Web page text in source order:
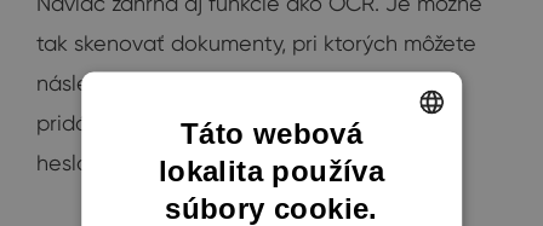
tak skenovať dokumenty, pri ktorých môžete
následne jednoducho vykonávať úpravy,
pridávať vodoznak alebo si ichzabezpečiť
heslom.
ENGLISH
Táto webová
lokalita používa
súbory cookie.